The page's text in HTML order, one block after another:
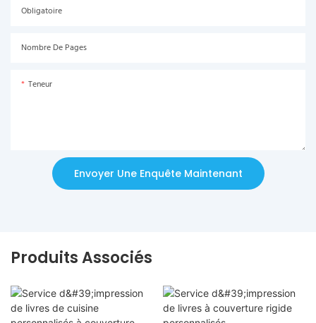
Obligatoire
Nombre De Pages
Teneur
Envoyer Une Enquête Maintenant
Produits Associés